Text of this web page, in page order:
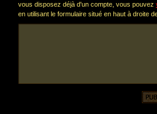
vous disposez déjà d'un compte, vous pouvez
en utilisant le formulaire situé en haut à droite